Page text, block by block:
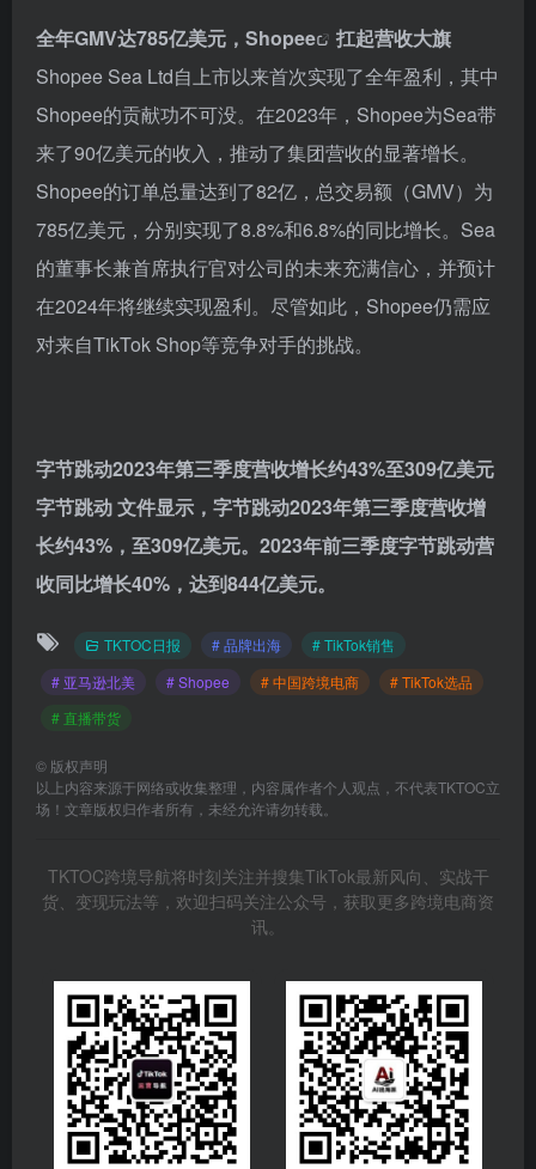
全年GMV达785亿美元， Shopee
扛起营收大旗
Shopee Sea Ltd自上市以来首次实现了全年盈利，其中
Shopee的贡献功不可没。在2023年，Shopee为Sea带
来了90亿美元的收入，推动了集团营收的显著增长。
Shopee的订单总量达到了82亿，总交易额（GMV）为
785亿美元，分别实现了8.8%和6.8%的同比增长。Sea
的董事长兼首席执行官对公司的未来充满信心，并预计
在2024年将继续实现盈利。尽管如此，Shopee仍需应
对来自TikTok Shop等竞争对手的挑战。
字节跳动2023年第三季度营收增长约43%至309亿美元
字节跳动 文件显示，字节跳动2023年第三季度营收增
长约43%，至309亿美元。2023年前三季度字节跳动营
收同比增长40%，达到844亿美元。
TKTOC日报 # 品牌出海
# TikTok销售
# 亚马逊北美
# Shopee # 中国跨境电商
# TikTok选品
# 直播带货
© 版权声明
以上内容来源于网络或收集整理，内容属作者个人观点，不代表TKTOC立
场！文章版权归作者所有，未经允许请勿转载。
TKTOC跨境导航将时刻关注并搜集TikTok最新风向、实战干
货、变现玩法等，欢迎扫码关注公众号，获取更多跨境电商资
讯。